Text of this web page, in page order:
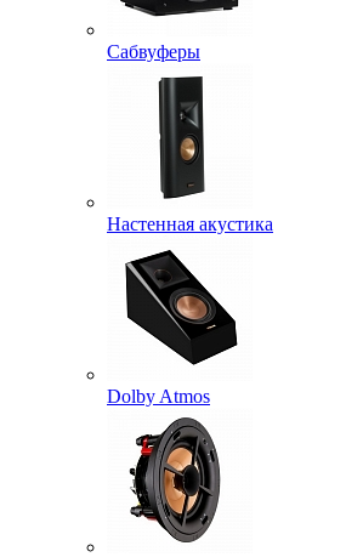
Сабвуферы
Настенная акустика
Dolby Atmos